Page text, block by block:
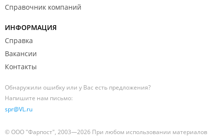
Справочник компаний
ИНФОРМАЦИЯ
Справка
Вакансии
Контакты
Обнаружили ошибку или у Вас есть предложения?
Напишите нам письмо:
spr@VL.ru
© ООО "Фарпост", 2003—2026 При любом использовании материалов